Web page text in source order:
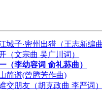
城子·密州出猎（王志新编
（文宗曲 吴广川词）
（李幼容词 俞礼荪曲）
简谱(曾腾芳作曲)
交朋友（胡克政曲 李严词）